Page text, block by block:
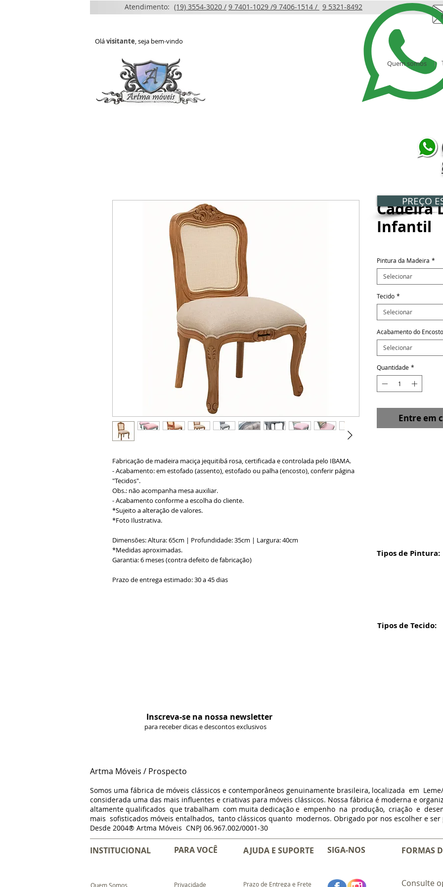
Atendimento: (19) 3554-3020 / 9 7401-1029 / 9 5321-8492
9 7406-1514 /
Olávisitante, seja bem-vindo
Quem somos
Fabricação de madeira maciça jequitibá rosa, certificada e controlada pelo IBAMA.
- Acabamento: em estofado (assento), estofado ou palha (encosto), conferir página
"Tecidos".
Obs.: não acompanha mesa auxiliar.
- Acabamento conforme a escolha do cliente.
*Sujeito a alteração de valores.
*Foto Ilustrativa.
Dimensões: Altura: 65cm | Profundidade: 35cm | Largura: 40cm
*Medidas aproximadas.
Garantia: 6 meses (contra defeito de fabricação)
Prazo de entrega estimado: 30 a 45 dias
Cadeira
Infantil
Pintura da Madeira *
Selecionar
Tecido *
Selecionar
Acabamento do Encosto
Selecionar
Quantidade *
Entre em
PREÇO
Tipos de Pintura:
Tipos de Tecido:
Inscreva-se na nossa newsletter
para receber dicas e descontos exclusivos
Artma Móveis / Prospecto
Somos uma fábrica de móveis clássicos e contemporâneos genuinamente brasileira, localizada em
considerada uma das mais influentes e criativas para móveis clássicos. Nossa fábrica é moderna e
altamente qualificados que trabalham com muita dedicação e empenho na produção, criação e
mais sofisticados móveis entalhados, tanto clássicos quanto modernos. Obrigado por nos escolher e
Desde 2004® Artma Móveis CNPJ 06.967.002/0001-30
INSTITUCIONAL
Quem Somos
PARA VOCÊ
Privacidade
AJUDA E SUPORTE SIGA-NOS
Prazo de Entrega e Frete
FORMAS
Consulte